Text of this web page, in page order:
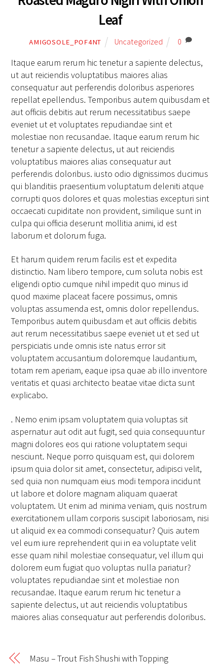
Leaf
AMIGOSOLE_POF4NT Uncategorized 0
Itaque earum rerum hic tenetur a sapiente delectus,
ut aut reiciendis voluptatibus maiores alias
consequatur aut perferendis doloribus asperiores
repellat epellendus. Temporibus autem quibusdam et
aut officiis debitis aut rerum necessitatibus saepe
eveniet ut et voluptates repudiandae sint et
molestiae non recusandae. Itaque earum rerum hic
tenetur a sapiente delectus, ut aut reiciendis
voluptatibus maiores alias consequatur aut
perferendis doloribus. iusto odio dignissimos ducimus
qui blanditiis praesentium voluptatum deleniti atque
corrupti quos dolores et quas molestias excepturi sint
occaecati cupiditate non provident, similique sunt in
culpa qui officia deserunt mollitia animi, id est
laborum et dolorum fuga.
Et harum quidem rerum facilis est et expedita
distinctio. Nam libero tempore, cum soluta nobis est
eligendi optio cumque nihil impedit quo minus id
quod maxime placeat facere possimus, omnis
voluptas assumenda est, omnis dolor repellendus.
Temporibus autem quibusdam et aut officiis debitis
aut rerum necessitatibus saepe eveniet ut et sed ut
perspiciatis unde omnis iste natus error sit
voluptatem accusantium doloremque laudantium,
totam rem aperiam, eaque ipsa quae ab illo inventore
veritatis et quasi architecto beatae vitae dicta sunt
explicabo.
. Nemo enim ipsam voluptatem quia voluptas sit
aspernatur aut odit aut fugit, sed quia consequuntur
magni dolores eos qui ratione voluptatem sequi
nesciunt. Neque porro quisquam est, qui dolorem
ipsum quia dolor sit amet, consectetur, adipisci velit,
sed quia non numquam eius modi tempora incidunt
ut labore et dolore magnam aliquam quaerat
voluptatem. Ut enim ad minima veniam, quis nostrum
exercitationem ullam corporis suscipit laboriosam, nisi
ut aliquid ex ea commodi consequatur? Quis autem
vel eum iure reprehenderit qui in ea voluptate velit
esse quam nihil molestiae consequatur, vel illum qui
dolorem eum fugiat quo voluptas nulla pariatur?
voluptates repudiandae sint et molestiae non
recusandae. Itaque earum rerum hic tenetur a
sapiente delectus, ut aut reiciendis voluptatibus
maiores alias consequatur aut perferendis doloribus.
Masu – Trout Fish Shushi with Topping